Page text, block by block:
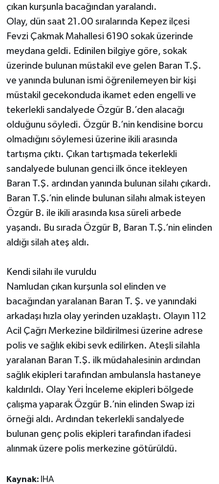
çıkan kurşunla bacağından yaralandı.
Olay, dün saat 21.00 sıralarında Kepez ilçesi
Fevzi Çakmak Mahallesi 6190 sokak üzerinde
meydana geldi. Edinilen bilgiye göre, sokak
üzerinde bulunan müstakil eve gelen Baran T.Ş.
ve yanında bulunan ismi öğrenilemeyen bir kişi
müstakil gecekonduda ikamet eden engelli ve
tekerlekli sandalyede Özgür B.’den alacağı
olduğunu söyledi. Özgür B.’nin kendisine borcu
olmadığını söylemesi üzerine ikili arasında
tartışma çıktı. Çıkan tartışmada tekerlekli
sandalyede bulunan genci ilk önce itekleyen
Baran T.Ş. ardından yanında bulunan silahı çıkardı.
Baran T.Ş.’nin elinde bulunan silahı almak isteyen
Özgür B. ile ikili arasında kısa süreli arbede
yaşandı. Bu sırada Özgür B, Baran T.Ş.’nin elinden
aldığı silah ateş aldı.
Kendi silahı ile vuruldu
Namludan çıkan kurşunla sol elinden ve
bacağından yaralanan Baran T. Ş. ve yanındaki
arkadaşı hızla olay yerinden uzaklaştı. Olayın 112
Acil Çağrı Merkezine bildirilmesi üzerine adrese
polis ve sağlık ekibi sevk edilirken. Ateşli silahla
yaralanan Baran T.Ş. ilk müdahalesinin ardından
sağlık ekipleri tarafından ambulansla hastaneye
kaldırıldı. Olay Yeri İnceleme ekipleri bölgede
çalışma yaparak Özgür B.’nin elinden Swap izi
örneği aldı. Ardından tekerlekli sandalyede
bulunan genç polis ekipleri tarafından ifadesi
alınmak üzere polis merkezine götürüldü.
Kaynak: IHA
Sosyal medya
Spor
Teknoloji
Televizyon
Yaşam